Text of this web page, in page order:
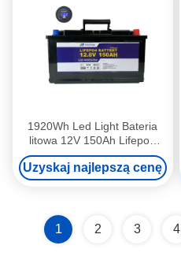
1920Wh Led Light Bateria
litowa 12V 150Ah Lifepo4
Deep Cycle Battery
Uzyskaj najlepszą cenę
1 2 3 4